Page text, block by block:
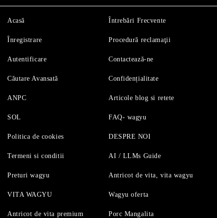
Acasă
Înregistrare
Autentificare
Căutare Avansată
Întrebări Frecvente
Procedură reclamaţii
Contactează-ne
Confidențialitate
ANPC
SOL
Politica de cookies
Termeni si conditii
Articole blog si retete
FAQ- wagyu
DESPRE NOI
AI / LLMs Guide
Preturi wagyu
VITA WAGYU
Antricot de vita premium
Antricot de vita, vita wagyu
Wagyu oferta
Porc Mangalita